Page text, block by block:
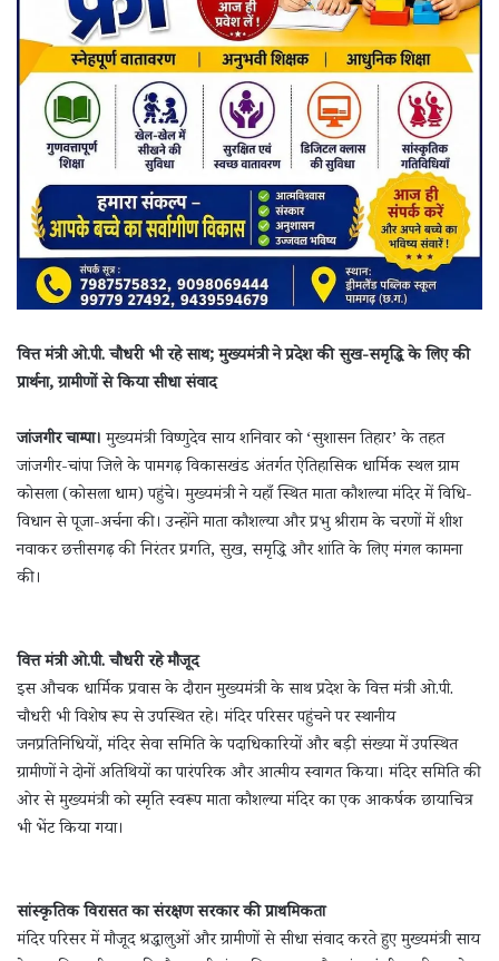
वित्त मंत्री ओ.पी. चौधरी भी रहे साथ; मुख्यमंत्री ने प्रदेश की सुख-समृद्धि के लिए की
प्रार्थना, ग्रामीणों से किया सीधा संवाद
जांजगीर चाम्पा। मुख्यमंत्री विष्णुदेव साय शनिवार को ‘सुशासन तिहार’ के तहत
जांजगीर-चांपा जिले के पामगढ़ विकासखंड अंतर्गत ऐतिहासिक धार्मिक स्थल ग्राम
कोसला (कोसला धाम) पहुंचे। मुख्यमंत्री ने यहाँ स्थित माता कौशल्या मंदिर में विधि-
विधान से पूजा-अर्चना की। उन्होंने माता कौशल्या और प्रभु श्रीराम के चरणों में शीश
नवाकर छत्तीसगढ़ की निरंतर प्रगति, सुख, समृद्धि और शांति के लिए मंगल कामना
की।
वित्त मंत्री ओ.पी. चौधरी रहे मौजूद
इस औचक धार्मिक प्रवास के दौरान मुख्यमंत्री के साथ प्रदेश के वित्त मंत्री ओ.पी.
चौधरी भी विशेष रूप से उपस्थित रहे। मंदिर परिसर पहुंचने पर स्थानीय
जनप्रतिनिधियों, मंदिर सेवा समिति के पदाधिकारियों और बड़ी संख्या में उपस्थित
ग्रामीणों ने दोनों अतिथियों का पारंपरिक और आत्मीय स्वागत किया। मंदिर समिति की
ओर से मुख्यमंत्री को स्मृति स्वरूप माता कौशल्या मंदिर का एक आकर्षक छायाचित्र
भी भेंट किया गया।
सांस्कृतिक विरासत का संरक्षण सरकार की प्राथमिकता
मंदिर परिसर में मौजूद श्रद्धालुओं और ग्रामीणों से सीधा संवाद करते हुए मुख्यमंत्री साय